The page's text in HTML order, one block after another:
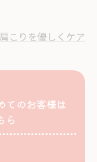
こりを優しくケア
てのお客様は
ら